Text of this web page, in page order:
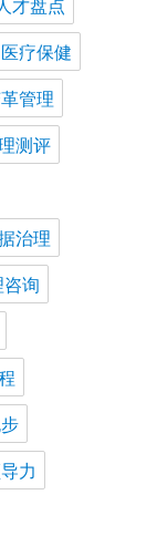
才盘点
医疗保健
管理
测评
治理
询
力